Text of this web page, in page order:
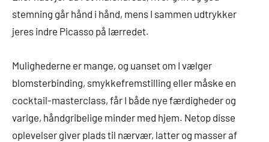
stemning går hånd i hånd, mens I sammen udtrykker
jeres indre Picasso på lærredet.
Mulighederne er mange, og uanset om I vælger
blomsterbinding, smykkefremstilling eller måske en
cocktail-masterclass, får I både nye færdigheder og
varige, håndgribelige minder med hjem. Netop disse
oplevelser giver plads til nærvær, latter og masser af